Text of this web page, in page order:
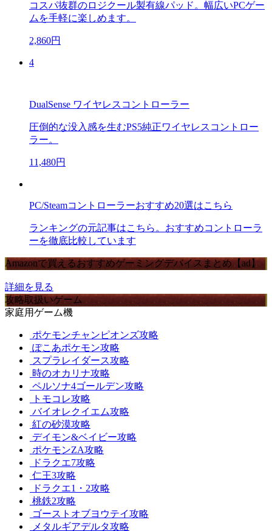
コスパ抜群のロジクール製有線パッド。幅広いPCゲー
ムを手軽に楽しめます。
2,860円
4
DualSense ワイヤレスコントローラー
圧倒的な没入感を生むPS5純正ワイヤレスコントロー
ラー。
11,480円
PC/Steamコントローラーおすすめ20選はこちら
ランキングの元記事はこちら。おすすめコントローラ
ーを徹底比較しています
Amazonで買えるおすすめゲーミングデバイスまとめ【ad】
詳細を見る
攻略取扱いゲーム
家庭用ゲーム機
ポケモンチャンピオンズ攻略
ぽこあポケモン攻略
スプラレイダース攻略
時のオカリナ攻略
ペルソナ4ゴールデン攻略
トモコレ攻略
バイオレクイエム攻略
紅の砂漠攻略
デイモン&ベイビー攻略
ポケモンZA攻略
ドラクエ7攻略
仁王3攻略
ドラクエ1・2攻略
桃鉄2攻略
ゴーストオブヨウテイ攻略
メタルギアデルタ攻略